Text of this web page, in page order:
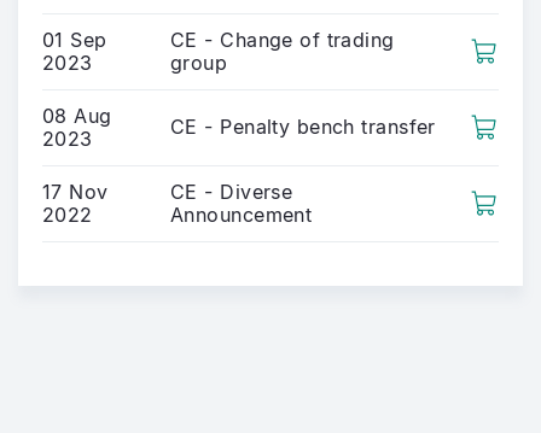
01 Sep
2023
CE - Change of trading
group
08 Aug
2023
CE - Penalty bench transfer
17 Nov
2022
CE - Diverse
Announcement